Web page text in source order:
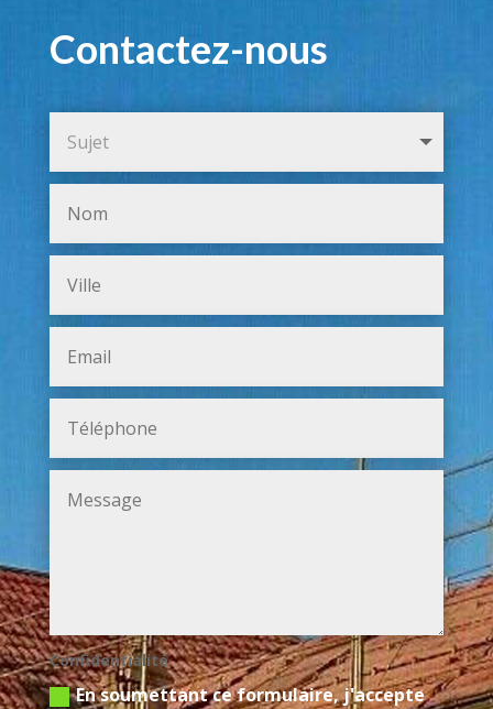
Contactez-nous
Confidentialité
En soumettant ce formulaire, j'accepte